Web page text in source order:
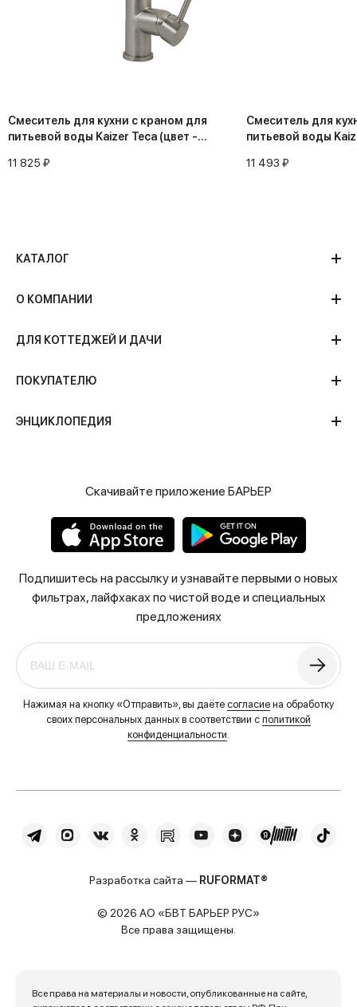
Смеситель для кухни с краном для
питьевой воды Kaizer Teca (цвет -
11 825 ₽
Смеситель для
питьевой воды
11 493 ₽
КАТАЛОГ
О КОМПАНИИ
ДЛЯ КОТТЕДЖЕЙ И ДАЧИ
ПОКУПАТЕЛЮ
ЭНЦИКЛОПЕДИЯ
Скачивайте приложение БАРЬЕР
Подпишитесь на рассылку и узнавайте первыми о новых
фильтрах, лайфхаках по чистой воде и специальных
предложениях
Нажимая на кнопку «Отправить», вы даёте согласие на обработку
своих персональных данных в соответствии с политикой
конфиденциальности
Разработка сайта — RUFORMAT®
© 2026 АО «БВТ БАРЬЕР РУС»
Все права защищены.
Все права на материалы и новости, опубликованные на сайте,